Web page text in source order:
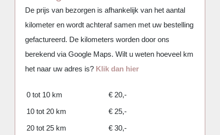
De prijs van bezorgen is afhankelijk van het aantal
kilometer en wordt achteraf samen met uw bestelling
gefactureerd. De kilometers worden door ons
berekend via Google Maps. Wilt u weten hoeveel km
het naar uw adres is? Klik dan hier
0 tot 10 km
€ 20,-
10 tot 20 km
€ 25,-
20 tot 25 km
€ 30,-